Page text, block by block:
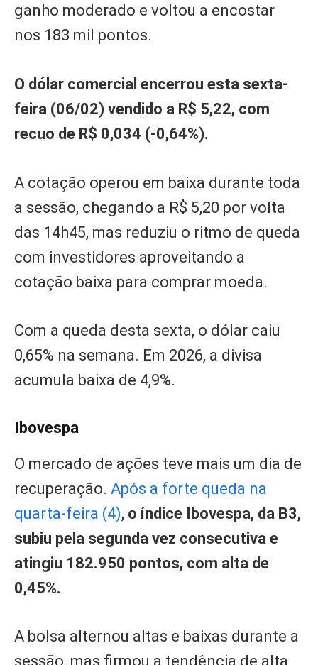
ganho moderado e voltou a encostar
nos 183 mil pontos.
O dólar comercial encerrou esta sexta-
feira (06/02) vendido a R$ 5,22, com
recuo de R$ 0,034 (-0,64%).
A cotação operou em baixa durante toda
a sessão, chegando a R$ 5,20 por volta
das 14h45, mas reduziu o ritmo de queda
com investidores aproveitando a
cotação baixa para comprar moeda.
Com a queda desta sexta, o dólar caiu
0,65% na semana. Em 2026, a divisa
acumula baixa de 4,9%.
Ibovespa
O mercado de ações teve mais um dia de
recuperação. Após a forte queda na
quarta-feira (4), o índice Ibovespa, da B3,
subiu pela segunda vez consecutiva e
atingiu 182.950 pontos, com alta de
0,45%.
A bolsa alternou altas e baixas durante a
sessão, mas firmou a tendência de alta